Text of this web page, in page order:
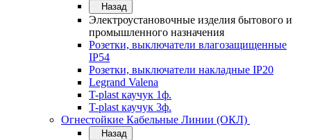
Назад
Электроустановочные изделия бытового и
промышленного назначения
Розетки, выключатели влагозащищенные
IP54
Розетки, выключатели накладные IP20
Legrand Valena
T-plast каучук 1ф.
T-plast каучук 3ф.
Огнестойкие Кабельные Линии (ОКЛ)
Назад